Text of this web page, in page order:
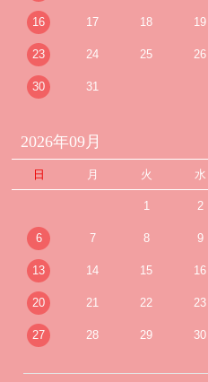
16 17 18 19
23 24 25 26
30 31
2026年09月
日 月 火 水
1 2
6 7 8 9
13 14 15 16
20 21 22 23
27 28 29 30